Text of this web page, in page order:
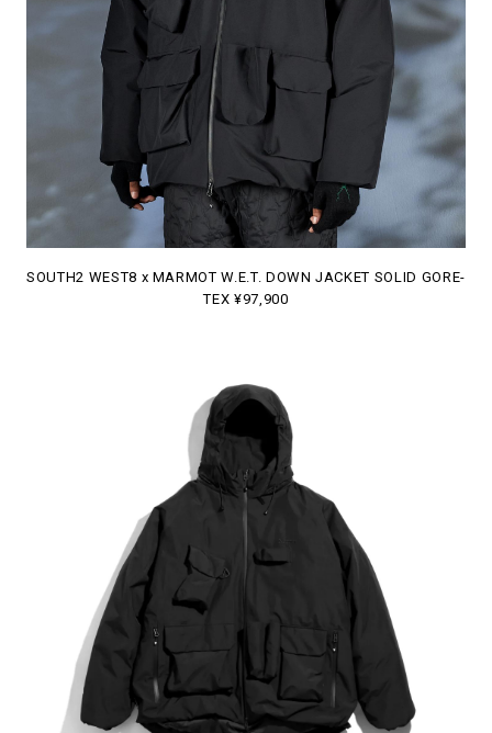
SOUTH2 WEST8 x MARMOT W.E.T. DOWN JACKET SOLID GORE-
TEX ¥97,900